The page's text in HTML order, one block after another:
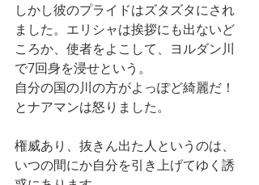
しかし彼のプライドはズタズタにされ
ました。エリシャは挨拶にも出ないど
ころか、使者をよこして、ヨルダン川
で7回身を浸せという。
自分の国の川の方がよっぽど綺麗だ！
とナアマンは怒りました。
権威あり、抜きん出た人というのは、
いつの間にか自分を引き上げてゆく誘